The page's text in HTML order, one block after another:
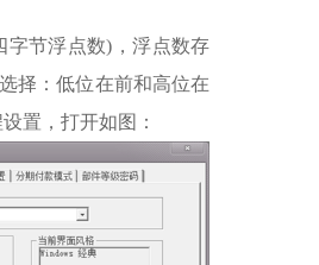
字节浮点数)，浮点数存
择：低位在前和高位在
置，打开如图：